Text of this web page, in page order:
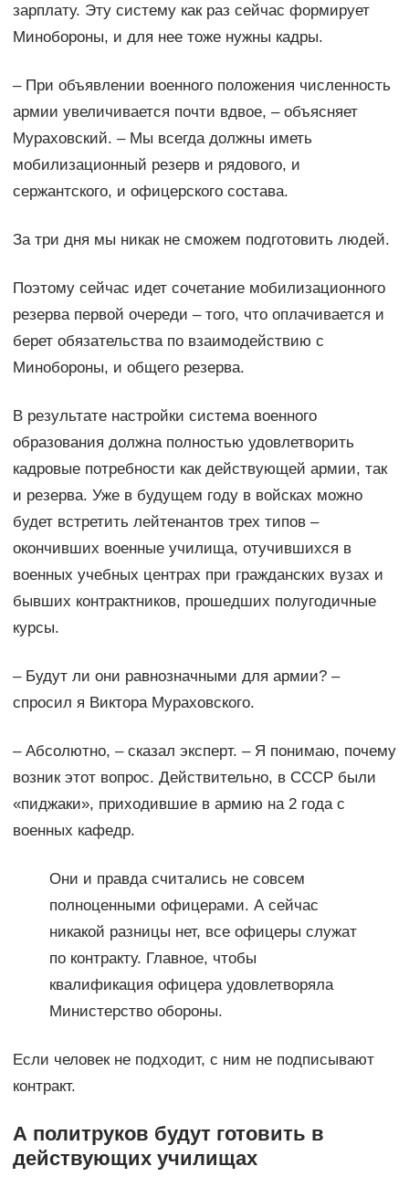
зарплату. Эту систему как раз сейчас формирует
Минобороны, и для нее тоже нужны кадры.
– При объявлении военного положения численность
армии увеличивается почти вдвое, – объясняет
Мураховский. – Мы всегда должны иметь
мобилизационный резерв и рядового, и
сержантского, и офицерского состава.
За три дня мы никак не сможем подготовить людей.
Поэтому сейчас идет сочетание мобилизационного
резерва первой очереди – того, что оплачивается и
берет обязательства по взаимодействию с
Минобороны, и общего резерва.
В результате настройки система военного
образования должна полностью удовлетворить
кадровые потребности как действующей армии, так
и резерва. Уже в будущем году в войсках можно
будет встретить лейтенантов трех типов –
окончивших военные училища, отучившихся в
военных учебных центрах при гражданских вузах и
бывших контрактников, прошедших полугодичные
курсы.
– Будут ли они равнозначными для армии? –
спросил я Виктора Мураховского.
– Абсолютно, – сказал эксперт. – Я понимаю, почему
возник этот вопрос. Действительно, в СССР были
«пиджаки», приходившие в армию на 2 года с
военных кафедр.
Они и правда считались не совсем
полноценными офицерами. А сейчас
никакой разницы нет, все офицеры служат
по контракту. Главное, чтобы
квалификация офицера удовлетворяла
Министерство обороны.
Если человек не подходит, с ним не подписывают
контракт.
А политруков будут готовить в
действующих училищах